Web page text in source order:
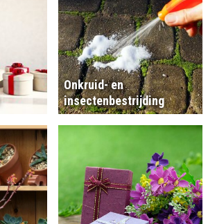
Onkruid- en
insectenbestrijding